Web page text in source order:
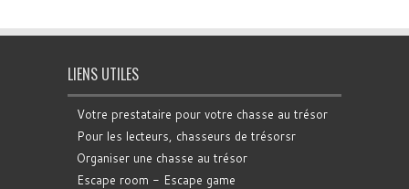
LIENS UTILES
Votre prestataire pour votre chasse au trésor
Pour les lecteurs, chasseurs de trésorsr
Organiser une chasse au trésor
Escape room - Escape game